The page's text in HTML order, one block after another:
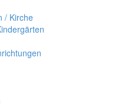
/ Kirche